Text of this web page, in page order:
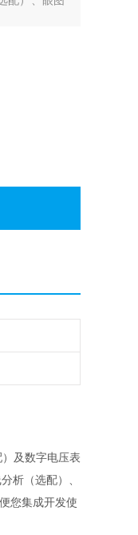
及数字电压表
析（选配）、
您集成开发使